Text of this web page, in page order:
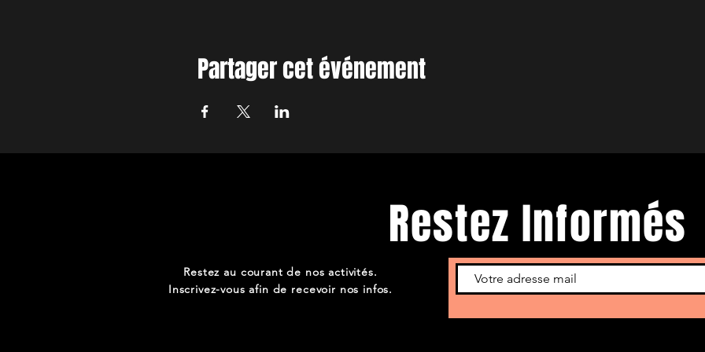
Partager cet événement
Restez Informés
Restez au courant de nos activités.
Inscrivez-vous afin de recevoir nos infos.